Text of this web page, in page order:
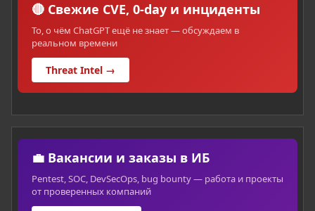
🔴 Свежие CVE, 0-day и инциденты
То, о чём ChatGPT ещё не знает — обсуждаем в
реальном времени
Threat Intel →
💼 Вакансии и заказы в ИБ
Pentest, SOC, DevSecOps, bug bounty — работа и проекты
от проверенных компаний